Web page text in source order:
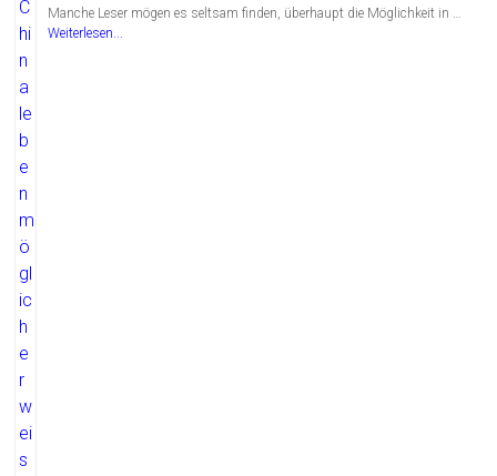
Manche Leser mögen es seltsam finden, überhaupt die Möglichkeit in …
Weiterlesen...